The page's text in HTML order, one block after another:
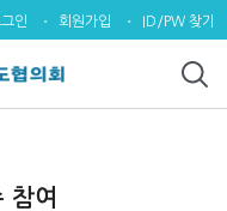
면 연수 참
인 회원가입 ID/PW 찾기
참여